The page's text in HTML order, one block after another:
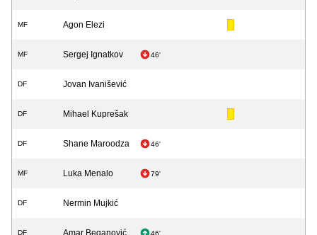
MF Agon Elezi
MF Sergej Ignatkov 46'
DF Jovan Ivanišević
DF Mihael Kuprešak
DF Shane Maroodza 46'
MF Luka Menalo 79'
DF Nermin Mujkić
DF Amar Beganović 46'